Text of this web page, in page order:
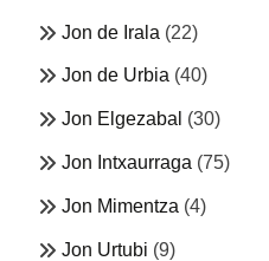
Jon de Irala (22)
Jon de Urbia (40)
Jon Elgezabal (30)
Jon Intxaurraga (75)
Jon Mimentza (4)
Jon Urtubi (9)